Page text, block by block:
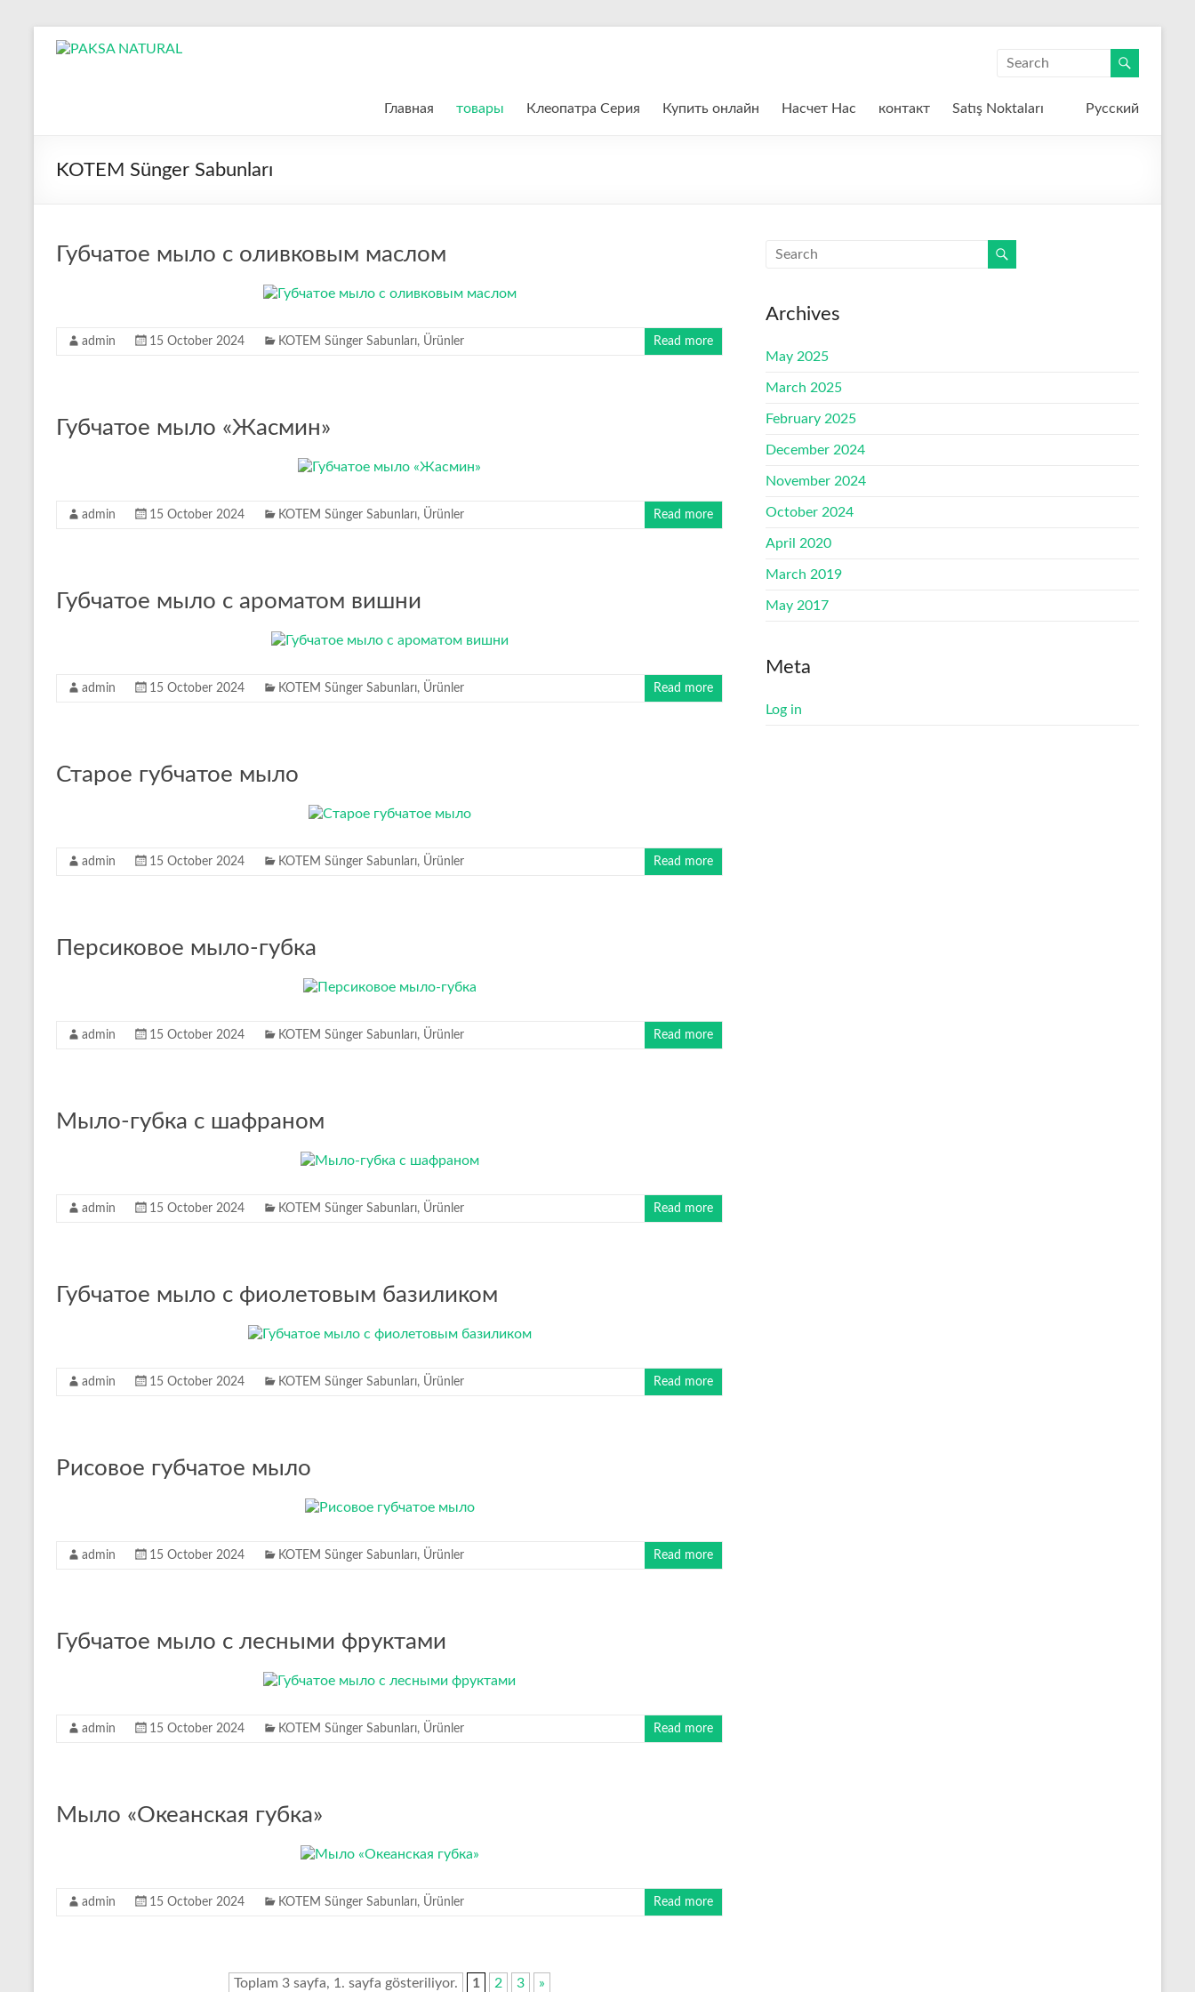
PAKSA
Ltd.
Главная товары Клеопатра Cерия Купить онлайн Насчет Hас контакт Satış Noktaları Русский
KOTEM Sünger Sabunları
Губчатое мыло с оливковым маслом
admin 15 October 2024 KOTEM Sünger Sabunları, Ürünler Read more
Губчатое мыло «Жасмин»
admin 15 October 2024 KOTEM Sünger Sabunları, Ürünler Read more
Губчатое мыло с ароматом вишни
admin 15 October 2024 KOTEM Sünger Sabunları, Ürünler Read more
Старое губчатое мыло
admin 15 October 2024 KOTEM Sünger Sabunları, Ürünler Read more
Персиковое мыло-губка
admin 15 October 2024 KOTEM Sünger Sabunları, Ürünler Read more
Мыло-губка с шафраном
admin 15 October 2024 KOTEM Sünger Sabunları, Ürünler Read more
Губчатое мыло с фиолетовым базиликом
admin 15 October 2024 KOTEM Sünger Sabunları, Ürünler Read more
Рисовое губчатое мыло
admin 15 October 2024 KOTEM Sünger Sabunları, Ürünler Read more
Губчатое мыло с лесными фруктами
admin 15 October 2024 KOTEM Sünger Sabunları, Ürünler Read more
Мыло «Океанская губка»
admin 15 October 2024 KOTEM Sünger Sabunları, Ürünler Read more
Toplam 3 sayfa, 1. sayfa gösteriliyor. 1 2 3 »
Archives
May 2025
March 2025
February 2025
December 2024
November 2024
October 2024
April 2020
March 2019
May 2017
Meta
Log in